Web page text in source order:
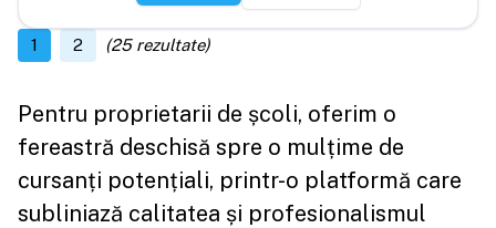
1 2 (25rezultate)
Pentru proprietarii de școli, oferim o
fereastră deschisă spre o mulțime de
cursanți potențiali, printr-o platformă care
subliniază calitatea și profesionalismul